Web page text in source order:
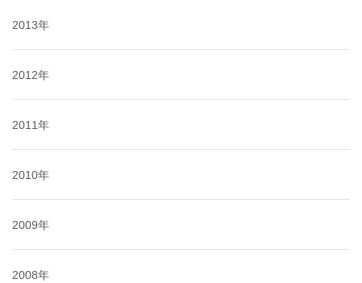
2013年
2012年
2011年
2010年
2009年
2008年